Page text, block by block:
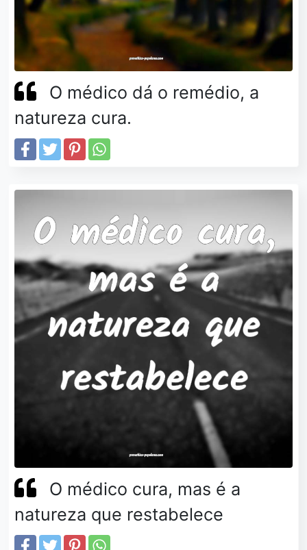
O médico dá o remédio, a
natureza cura.
O médico cura, mas é a
natureza que restabelece